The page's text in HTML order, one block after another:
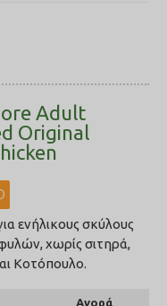
Adult
Original
ενήλικους σκύλους
χωρίς σιτηρά,
Κοτόπουλο.
Αγορά